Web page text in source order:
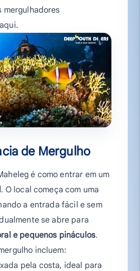
mergulhadores
de Mergulho
é como entrar em um
. O local começa com uma
a entrada fácil e sem
se abre para
e pequenos pináculos.
incluem:
pela costa, ideal para